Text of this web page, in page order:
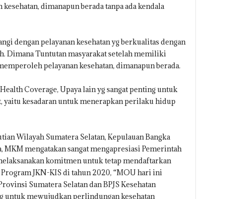
dimanapun berada tanpa ada kendala
dengan pelayanan kesehatan yg berkualitas dengan
Dimana Tuntutan masyarakat setelah memiliki
pelayanan kesehatan, dimanapun berada.
Coverage, Upaya lain yg sangat penting untuk
yaitu kesadaran untuk menerapkan perilaku hidup
Wilayah Sumatera Selatan, Kepulauan Bangka
mengatakan sangat mengapresiasi Pemerintah
komitmen untuk tetap mendaftarkan
JKN-KIS di tahun 2020, “MOU hari ini
Sumatera Selatan dan BPJS Kesehatan
untuk mewujudkan perlindungan kesehatan